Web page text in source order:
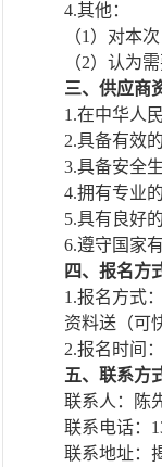
4.其他：​​
（1）对本
（2）认为
三、供应商
1.在中华人
2.具备有效
3.具备安全
4.拥有专业
5.具有良好
6.遵守国家
四、报名方
1.报名方式
资料送（可
2.报名时间
五、联系方
联系人：陈
联系电话：
联系地址：